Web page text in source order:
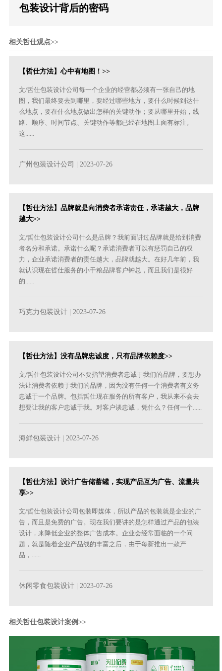
包装设计背后的密码
相关哲仕观点>>
【哲仕方法】心中有地图！>>
文/哲仕包装设计公司每一个企业的经营都必须有一张自己的地
图，我们最终要去到哪里，要经过哪些地方，要什么时候到达什
么地点，要在什么地点做出怎样的关键动作；要从哪里开始，线
路、顺序、时间节点、关键动作等都已经在地图上面有标注。
这......
广州包装设计公司 | 2023-07-26
【哲仕方法】品牌就是向消费者承诺责任，承诺越大，品牌
越大>>
文/哲仕包装设计公司什么是品牌？我前面讲过品牌就是给到消费
者名分和承诺。承诺什么呢？承诺消费者可以有惩罚自己的权
力，企业承诺消费者的责任越大，品牌就越大。在好几年前，我
就认识现在哲仕服务的小干粮品牌客户钟总，而且我们是很好
的......
巧克力包装设计 | 2023-07-26
【哲仕方法】没有品牌忠诚度，只有品牌依赖度>>
文/哲仕包装设计公司不要指望消费者忠诚于我们的品牌，要想办
法让消费者依赖于我们的品牌，因为没有任何一个消费者有义务
忠诚于一个品牌。包括哲仕现在服务的所有客户，我从来不会去
想要让我的客户忠诚于我。对客户谈忠诚，凭什么？任何一个......
海鲜包装设计 | 2023-07-26
【哲仕方法】设计广告储蓄罐，实现产品互为广告、流量共
享>>
文/哲仕包装设计公司包装即媒体，所以产品的包装就是企业的广
告，而且是免费的广告。现在我们要讲的是怎样通过产品的包装
设计，来降低企业的整体广告成本。企业会经常面临的一个问
题，就是随着企业产品线的丰富之后，由于每新推出一款产
品，......
休闲零食包装设计 | 2023-07-26
相关哲仕包装设计案例>>